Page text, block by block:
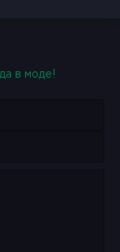
в моде!